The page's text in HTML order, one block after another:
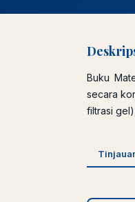
Buku
secara
filtrasi